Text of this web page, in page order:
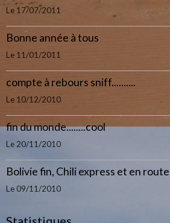
Le 17/07/2011
Bonne année à tous
Le 11/01/2011
compte à rebours sniff..........
Le 10/12/2010
fin du monde........cool
Le 20/11/2010
Bolivie fin, Chili express et en
Le 09/11/2010